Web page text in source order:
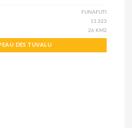
FUNAFUTI
11.323
26 KM2
DES TUVALU